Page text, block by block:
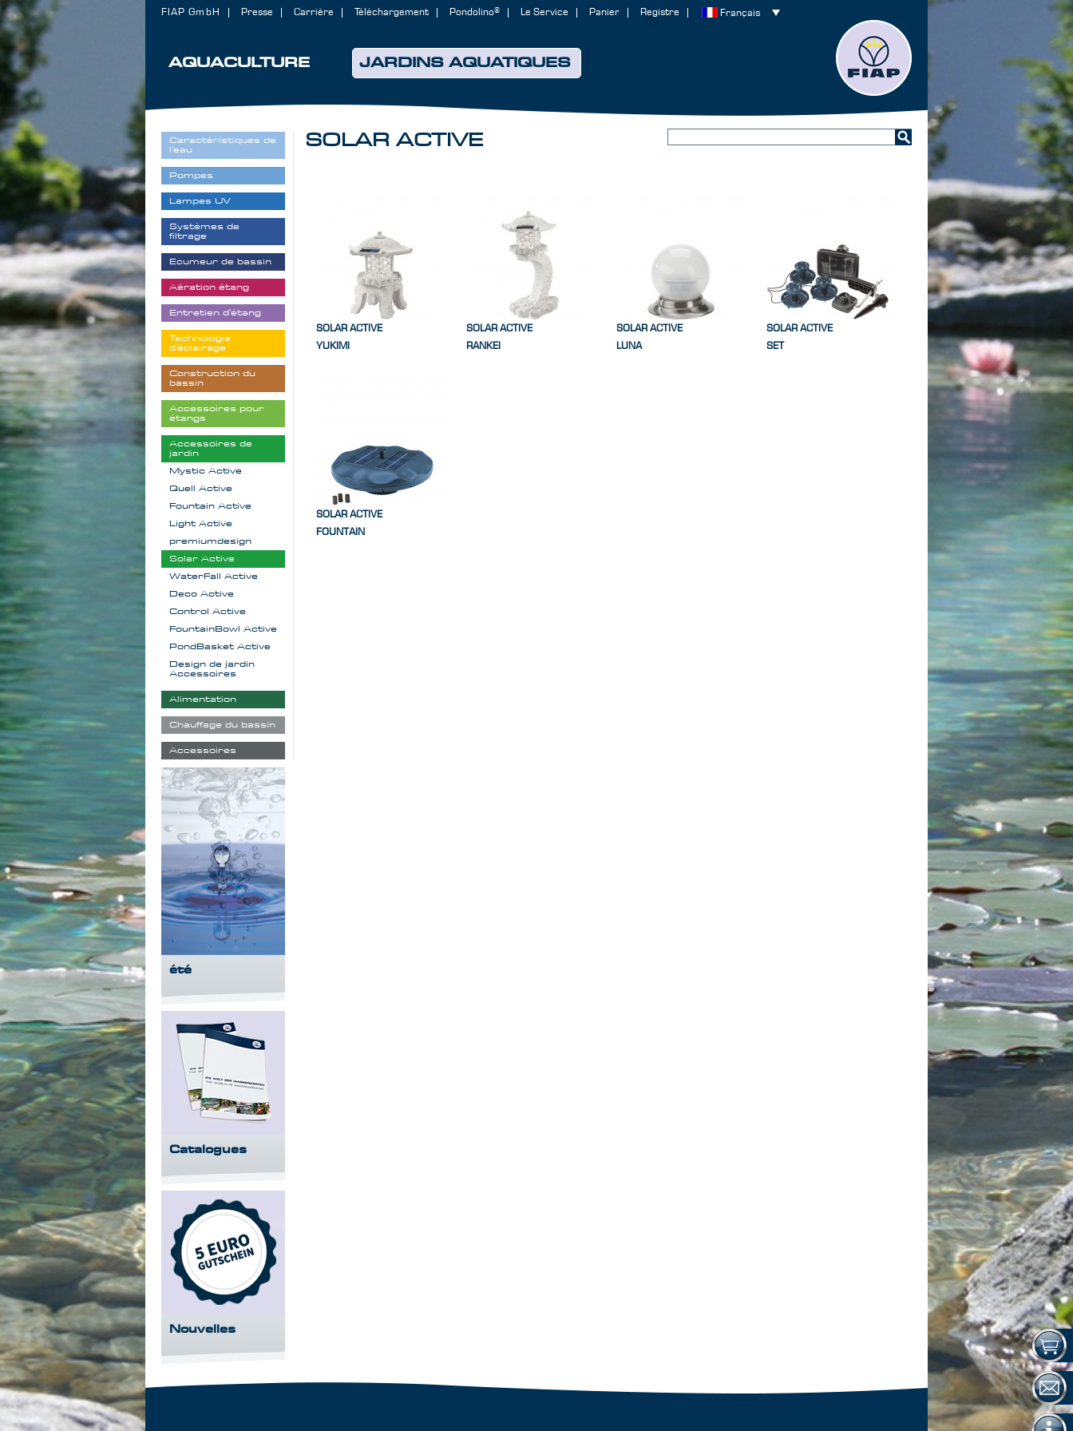
AQUACULTURE JARDINS AQUATIQUES
FIAP GmbH Presse Carrière Téléchargement Pondolino® Le Service Panier Registre Français
SOLAR ACTIVE
SOLAR ACTIVE
YUKIMI
SOLAR ACTIVE
RANKEI
SOLAR ACTIVE
LUNA
SOLAR ACTIVE
SET
SOLAR ACTIVE
FOUNTAIN
Caractéristiques de
l'eau
Pompes
Lampes UV
Systèmes de
filtrage
Ecumeur de bassin
Aération étang
Entretien d'étang
Technologie
d'éclairage
Construction du
bassin
Accessoires pour
étangs
Accessoires de
jardin
Mystic Active
Quell Active
Fountain Active
Light Active
premiumdesign
Solar Active
WaterFall Active
Deco Active
Control Active
FountainBowl Active
PondBasket Active
Design de jardin
Accessoires
Alimentation
Chauffage du bassin
Accessoires
été
Catalogues
Nouvelles